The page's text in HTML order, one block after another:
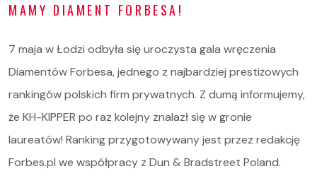
MAMY DIAMENT FORBESA!
7 maja w Łodzi odbyła się uroczysta gala wręczenia
Diamentów Forbesa, jednego z najbardziej prestiżowych
rankingów polskich firm prywatnych. Z dumą informujemy,
że KH-KIPPER po raz kolejny znalazł się w gronie
laureatów! Ranking przygotowywany jest przez redakcję
Forbes.pl we współpracy z Dun & Bradstreet Poland.